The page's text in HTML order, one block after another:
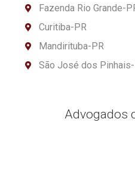
Fazenda Rio Grande-
Curitiba-PR
Mandirituba-PR
São José dos
Advogados